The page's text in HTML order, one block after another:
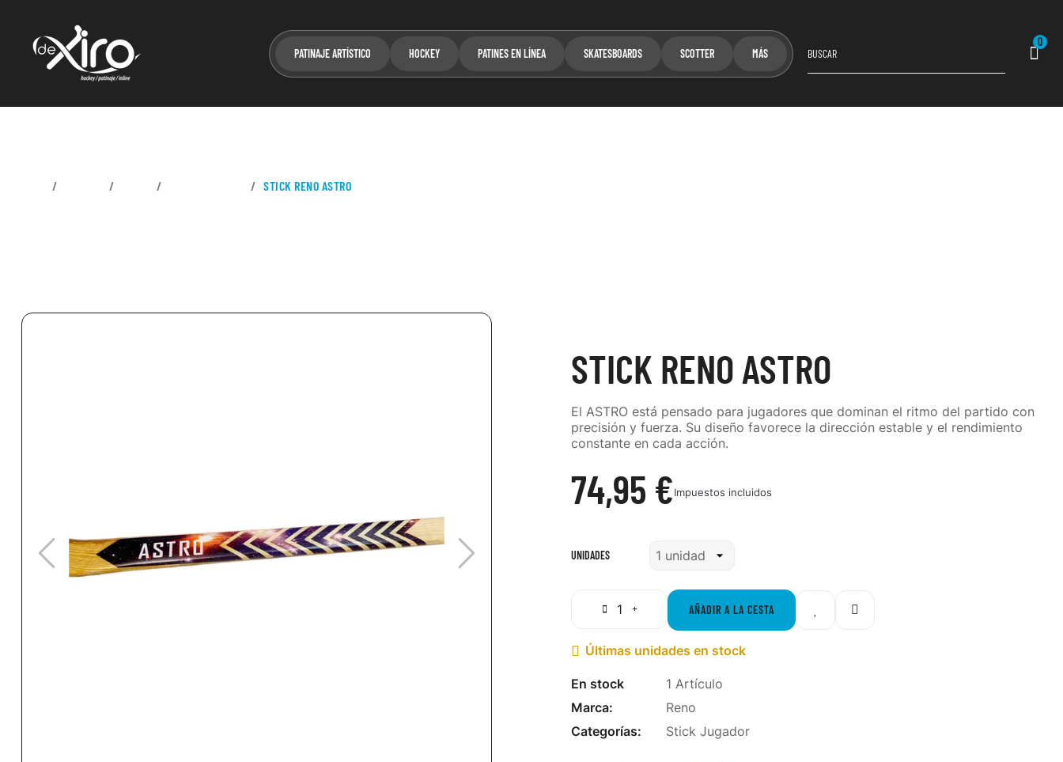
PATINAJE ARTÍSTICO HOCKEY PATINES EN LÍNEA SKATESBOARDS SCOTTER MÁS
0
STICK RENO ASTRO
STICK RENO ASTRO
El ASTRO está pensado para jugadores que dominan el ritmo del partido con
precisión y fuerza. Su diseño favorece la dirección estable y el rendimiento
constante en cada acción.
74,95 €Impuestos incluidos
UNIDADES
AÑADIR A LA CESTA
 Últimas unidades en stock
En stock
1 Artículo
Marca:
Reno
Categorías:
Stick Jugador